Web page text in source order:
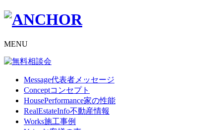
MENU
Message代表者メッセージ
Conceptコンセプト
HousePerformance家の性能
RealEstateInfo不動産情報
Works施工事例